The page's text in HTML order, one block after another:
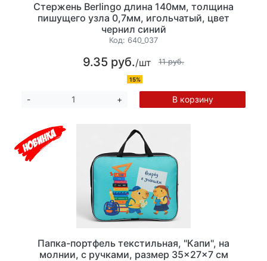
Стержень Berlingo длина 140мм, толщина
пишущего узла 0,7мм, игольчатый, цвет
чернил синий
Код: 640_037
9.35 руб./шт 11 руб.
15%
- + В корзину
Папка-портфель текстильная, "Капи", на
молнии, с ручками, размер 35×27×7 см